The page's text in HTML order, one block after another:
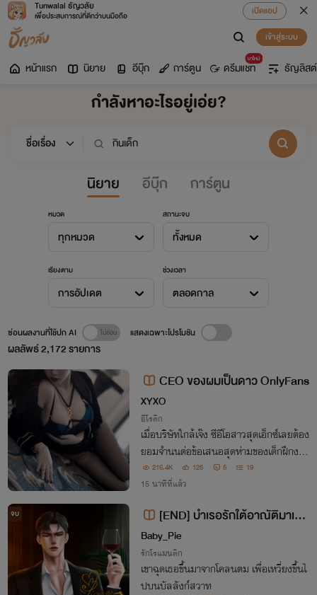
Tunwalai ธัญวลัย
เพื่อประสบการณ์ที่ดีกว่าบนมือถือ
เปิดแอป
เข้าสู่ระบบ
หน้าแรก นิยาย อีบุ๊ก การ์ตูน
มาใหม่
ดรีมแชท ธัญลิสต์
กำลังหาอะไรอยู่เอ่ย?
นิยาย อีบุ๊ก การ์ตูน
หมวด
ทุกหมวด
สถานะจบ
ทั้งหมด
เรียงตาม
การอัปเดต
ช่วงเวลา
ตลอดกาล
ผลลัพธ์2,172รายการ
ซ่อนผลงานที่ใช้ปก AI แสดงเฉพาะโปรโมชัน
CEO ของผมเป็นดาว OnlyFans
XYXO
อีโรติก
เมื่อบริษัทใกล้เจ๊ง ซีอีโอสาวสุดเอ็กซ์เลยต้อง
ยอมจำนนต่อข้อเสนอสุดห่ามของเด็กฝึกงาน
แต่นอกจากเขาจะอาสาเป็นตากล้องส่วนตัวใ
ห้แล้ว... ดูเหมือนหมอนี่จะอยากเลื่อนขั้นมา
216.4K 125 5 19
15 นาทีที่แล้ว
จบ
[END] บำเรอรักใต้อาณัติมาเฟี
ย
Baby_Pie
รักโรแมนติก
เขาฉุดเธอขึ้นมาจากโคลนตม เพื่อเหวี่ยงขึ้นไ
ปบนบัลลังก์สวาท